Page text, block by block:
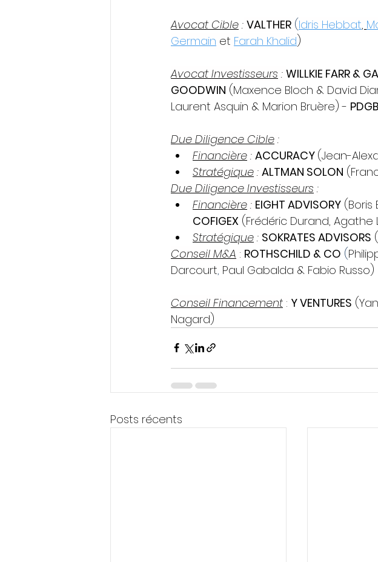
Avocat Cible : VALTHER (Idris Hebbat,
Germain et Farah Khalid)
Avocat Investisseurs : WILLKIE FARR &
GOODWIN (Maxence Bloch & David
Laurent Asquin & Marion Bruère) - PDGB
Due Diligence Cible :
Financière : ACCURACY (Jean-
Stratégique : ALTMAN SOLON
Due Diligence Investisseurs :
Financière : EIGHT ADVISORY (Boris
COFIGEX (Frédéric Durand,
Stratégique : SOKRATES ADVISORS
Conseil M&A : ROTHSCHILD & CO (
Darcourt, Paul Gabalda & Fabio Russo)
Conseil Financement : Y VENTURES
Nagard)
Posts récents